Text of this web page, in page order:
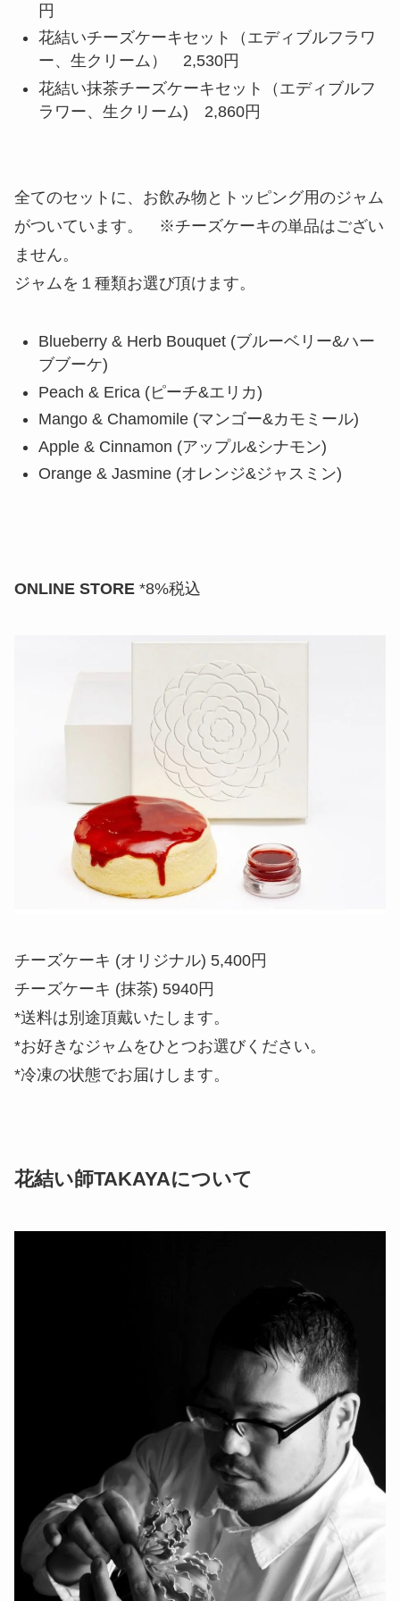
円
花結いチーズケーキセット（エディブルフラワ
ー、生クリーム） 2,530円
花結い抹茶チーズケーキセット（エディブルフ
ラワー、生クリーム) 2,860円
全てのセットに、お飲み物とトッピング用のジャム
がついています。 ※チーズケーキの単品はござい
ません。
ジャムを１種類お選び頂けます。
Blueberry & Herb Bouquet (ブルーベリー&ハー
ブブーケ)
Peach & Erica (ピーチ&エリカ)
Mango & Chamomile (マンゴー&カモミール)
Apple & Cinnamon (アップル&シナモン)
Orange & Jasmine (オレンジ&ジャスミン)
ONLINE STORE *8%税込
チーズケーキ (オリジナル) 5,400円
チーズケーキ (抹茶) 5940円
*送料は別途頂戴いたします。
*お好きなジャムをひとつお選びください。
*冷凍の状態でお届けします。
花結い師TAKAYAについて